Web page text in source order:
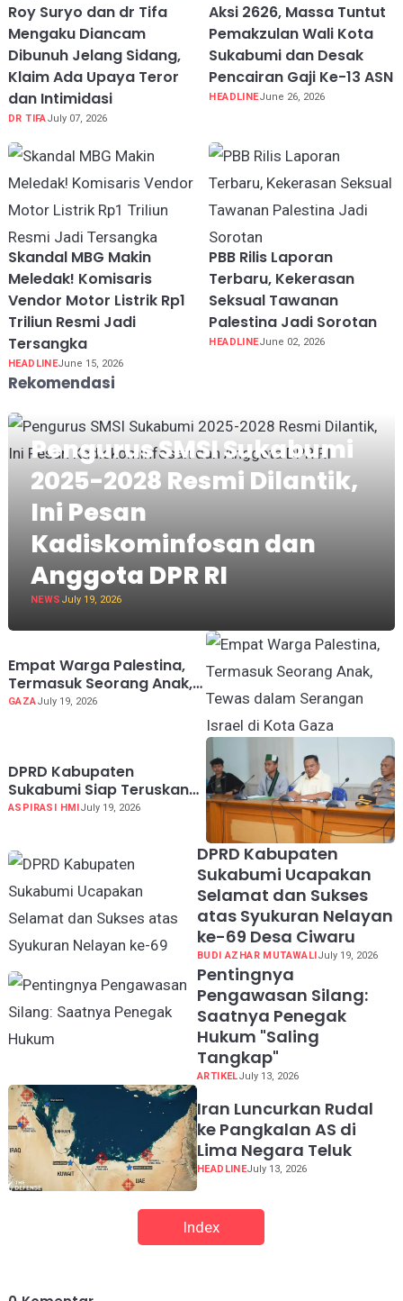
Roy Suryo dan dr Tifa
Mengaku Diancam
Dibunuh Jelang Sidang,
Klaim Ada Upaya Teror
dan Intimidasi
DR TIFAJuly 07, 2026
Aksi 2626, Massa Tuntut
Pemakzulan Wali Kota
Sukabumi dan Desak
Pencairan Gaji Ke-13 ASN
HEADLINEJune 26, 2026
Skandal MBG Makin
Meledak! Komisaris
Vendor Motor Listrik Rp1
Triliun Resmi Jadi
Tersangka
HEADLINEJune 15, 2026
PBB Rilis Laporan
Terbaru, Kekerasan
Seksual Tawanan
Palestina Jadi Sorotan
HEADLINEJune 02, 2026
Rekomendasi
Pengurus SMSI Sukabumi
2025-2028 Resmi Dilantik,
Ini Pesan
Kadiskominfosan dan
Anggota DPR RI
NEWS July 19, 2026
Empat Warga Palestina,
Termasuk Seorang Anak,
Tewas dalam Serangan
GAZAJuly 19, 2026
DPRD Kabupaten
Sukabumi Siap Teruskan
Aspirasi HMI ke Pusat Soal
ASPIRASI HMI July 19, 2026
DPRD Kabupaten
Sukabumi Ucapakan
Selamat dan Sukses
atas Syukuran Nelayan
ke-69 Desa Ciwaru
BUDI AZHAR MUTAWALIJuly 19, 2026
Pentingnya
Pengawasan Silang:
Saatnya Penegak
Hukum "Saling
Tangkap"
ARTIKELJuly 13, 2026
Iran Luncurkan Rudal
ke Pangkalan AS di
Lima Negara Teluk
HEADLINEJuly 13, 2026
Index